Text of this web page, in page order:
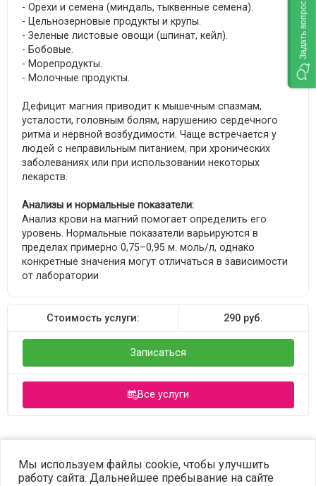
- Орехи и семена (миндаль, тыквенные семена).
- Цельнозерновые продукты и крупы.
- Зеленые листовые овощи (шпинат, кейл).
- Бобовые.
- Морепродукты.
- Молочные продукты.
Дефицит магния приводит к мышечным спазмам,
усталости, головным болям, нарушению сердечного
ритма и нервной возбудимости. Чаще встречается у
людей с неправильным питанием, при хронических
заболеваниях или при использовании некоторых
лекарств.
Анализы и нормальные показатели:
Анализ крови на магний помогает определить его
уровень. Нормальные показатели варьируются в
пределах примерно 0,75–0,95 м. моль/л, однако
конкретные значения могут отличаться в зависимости
от лаборатории
Стоимость услуги: 290 руб.
Записаться
Все услуги
©2023 OPTIMA. Все права защищены.
Мы используем файлы cookie, чтобы улучшить
работу сайта. Дальнейшее пребывание на сайте
Задать вопрос